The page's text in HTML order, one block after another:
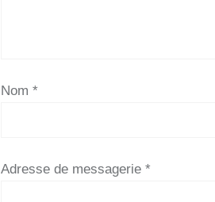
Nom *
Adresse de messagerie *